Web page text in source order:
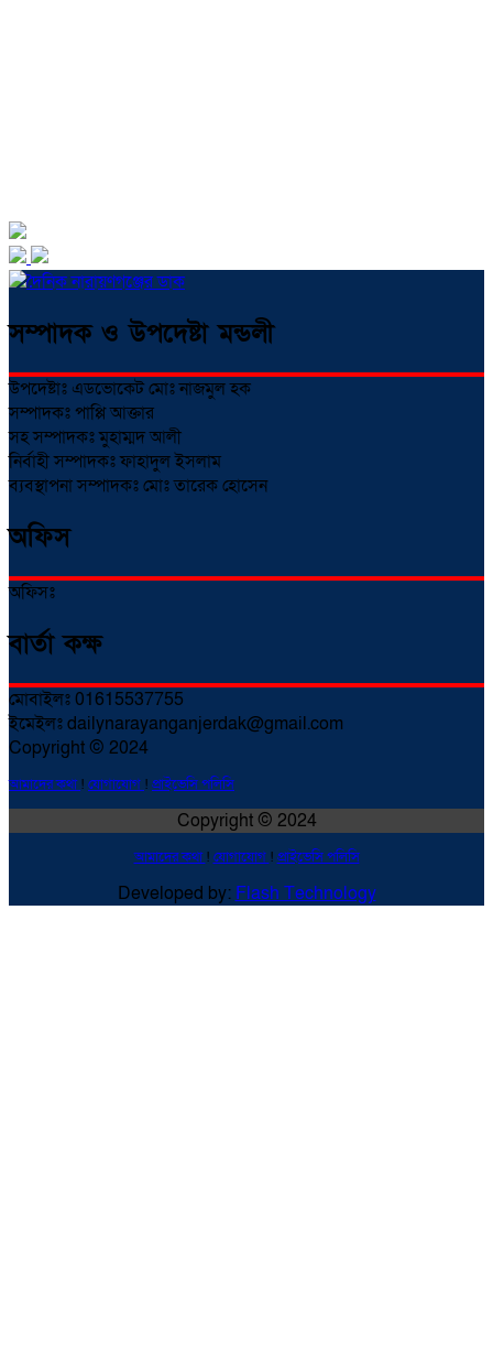
সম্পাদক ও উপদেষ্টা মন্ডলী
উপদেষ্টাঃ এডভোকেট মোঃ নাজমুল হক
সম্পাদকঃ পাপ্পি আক্তার
সহ সম্পাদকঃ মুহাম্মদ আলী
নির্বাহী সম্পাদকঃ ফাহাদুল ইসলাম
ব্যবস্থাপনা সম্পাদকঃ মোঃ তারেক হোসেন
অফিস
অফিসঃ
বার্তা কক্ষ
মোবাইলঃ 01615537755
ইমেইলঃ dailynarayanganjerdak@gmail.com
Copyright © 2024
আমাদের কথা! যোগাযোগ ! প্রাইভেসি পলিসি
Copyright © 2024
আমাদের কথা! যোগাযোগ ! প্রাইভেসি পলিসি
Developed by: Flash Technology